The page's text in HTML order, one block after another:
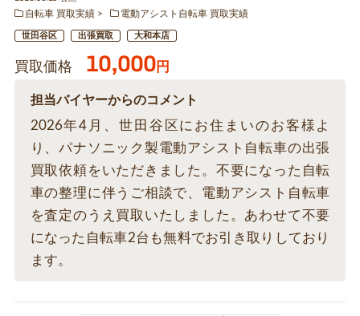
自転車 買取実績
電動アシスト自転車 買取実績
世田谷区 出張買取 大和本店
買取価格 10,000円
担当バイヤーからのコメント
2026年4月、世田谷区にお住まいのお客様よ
り、パナソニック製電動アシスト自転車の出張
買取依頼をいただきました。不要になった自転
車の整理に伴うご相談で、電動アシスト自転車
を査定のうえ買取いたしました。あわせて不要
になった自転車2台も無料でお引き取りしており
ます。